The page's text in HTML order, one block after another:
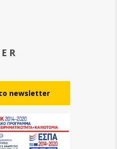
newsletter